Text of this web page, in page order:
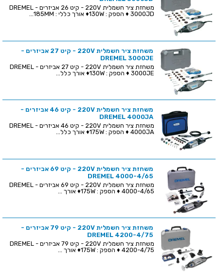
משחזת ציר חשמלית 220V - קיט 26 אביזרים - DREMEL
3000JD ♦ הספק : 130W♦ אורך כללי : 185MM...
משחזת ציר חשמלית 220V - קיט 27 אביזרים -
DREMEL 3000JE
משחזת ציר חשמלית 220V - קיט 27 אביזרים - DREMEL
3000JE ♦ הספק : 130W♦ אורך כלל...
משחזת ציר חשמלית 220V - קיט 46 אביזרים -
DREMEL 4000JA
משחזת ציר חשמלית 220V - קיט 46 אביזרים - DREMEL
4000JA ♦ הספק : 175W♦ אורך כלל...
משחזת ציר חשמלית 220V - קיט 69 אביזרים -
DREMEL 4000-4/65
משחזת ציר חשמלית 220V - קיט 69 אביזרים - DREMEL
4000-4/65 ♦ הספק : 175W♦ אורך ...
משחזת ציר חשמלית 220V - קיט 79 אביזרים -
DREMEL 4200-4/75
משחזת ציר חשמלית 220V - קיט 79 אביזרים - DREMEL
4200-4/75 ♦ הספק : 175W♦ אורך ...